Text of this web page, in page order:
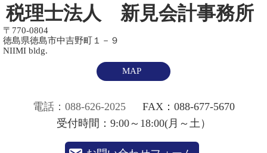
税理士法人 新見会計事務所
〒770-0804
徳島県徳島市中吉野町１－９
NIIMI bldg.
MAP
電話：088-626-2025
FAX：088-677-5670
受付時間：9:00～18:00(月～土）